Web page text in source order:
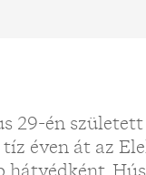
29-én
éven át az